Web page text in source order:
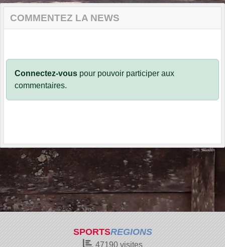
COMMENTEZ LA NEWS
Connectez-vous pour pouvoir participer aux
commentaires.
SPORTSREGIONS
47190visites